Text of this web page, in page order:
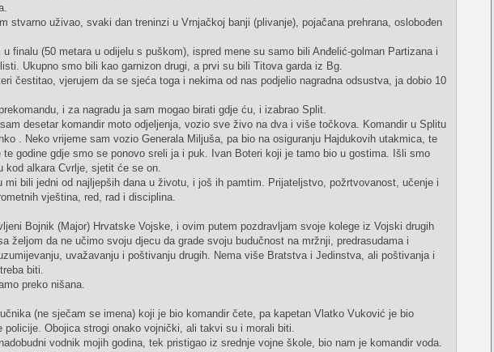
stvarno uživao, svaki dan treninzi u Vrnjačkoj banji (plivanje), pojačana prehrana, oslobođen
finalu (50 metara u odijelu s puškom), ispred mene su samo bili Anđelić-golman Partizana i
Ukupno smo bili kao garnizon drugi, a prvi su bili Titova garda iz Bg.
čestitao, vjerujem da se sjeća toga i nekima od nas podjelio nagradna odsustva, ja dobio 10
i za nagradu ja sam mogao birati gdje ću, i izabrao Split.
desetar komandir moto odjeljenja, vozio sve živo na dva i više točkova. Komandir u Splitu
. Neko vrijeme sam vozio Generala Miljuša, pa bio na osiguranju Hajdukovih utakmica, te
te godine gdje smo se ponovo sreli ja i puk. Ivan Boteri koji je tamo bio u gostima. Išli smo
kod alkara Cvrlje, sjetit će se on.
mi bili jedni od najljepših dana u životu, i još ih pamtim. Prijateljstvo, požrtvovanost, učenje i
vještina, red, rad i disciplina.
Bojnik (Major) Hrvatske Vojske, i ovim putem pozdravljam svoje kolege iz Vojski drugih
željom da ne učimo svoju djecu da grade svoju budučnost na mržnji, predrasudama i
uvažavanju i poštivanju drugih. Nema više Bratstva i Jedinstva, ali poštivanja i
biti.
preko nišana.
(ne sječam se imena) koji je bio komandir čete, pa kapetan Vlatko Vuković je bio
policije. Obojica strogi onako vojnički, ali takvi su i morali biti.
vodnik mojih godina, tek pristigao iz srednje vojne škole, bio nam je komandir voda.